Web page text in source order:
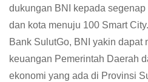
dukungan BNI kepada
dan kota menuju 100 Smart
Bank SulutGo, BNI yakin dapat
keuangan Pemerintah Daerah
ekonomi yang ada di Provinsi